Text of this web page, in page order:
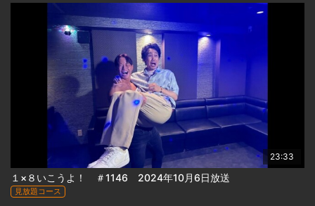
23:33
１×８いこうよ！ ＃1146 2024年10月6日放送
見放題コース